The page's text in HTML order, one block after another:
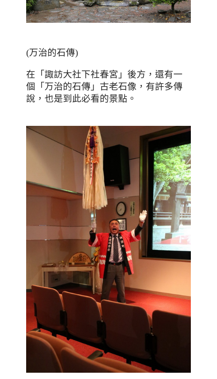
(万治的石傳)
在「諏訪大社下社春宮」後方 ，還有一
個「万治的石傳」古老石像，有許多傳
說，也是到此必看的景點。